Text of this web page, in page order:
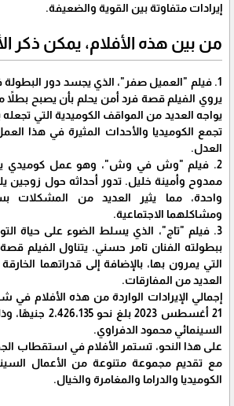
إيرادات متفاوتة بين القوية والضعيفة.
من بين هذه الأفلام، يمكن ذكر
1. فيلم "العميل صفر"، الذي يجسد دور
يروي الفيلم قصة فرد أمن يحلم بأن يصبح
يواجه العديد من المواقف الكوميدية التي
تجمع الكوميديا والأحداث المثيرة في هذا
العدل.
2. فيلم "وش في وش"، وهو عمل كوميدي
ممدوح وأمينة خليل. تدور أحداثه حول
واحدة، مما يثير العديد من المشكلات
ومشاكلهما الاجتماعية.
3. فيلم "تاج"، الذي يسلط الضوء على حياة
ببطولته الفنان تامر حسني. يتناول الفيلم قصة
التي يمرون بها، بالإضافة إلى قدراتهما
العديد من المفارقات.
إجمالي الإيرادات الواردة من هذه الأفلام في
21 أغسطس 2023
السينمائي محمود الدفراوي.
على هذا النحو، تستمر الأفلام في استقطاب
مع تقديم مجموعة متنوعة من الأعمال
الكوميديا والدراما والمغامرة والخيال.